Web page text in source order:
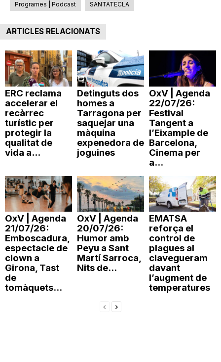
r
a
g
o
n
a
Programes | Podcast SANTATECLA
ARTICLES RELACIONATS
ERC reclama
accelerar el
recàrrec
turístic per
protegir la
qualitat de
vida a...
Detinguts dos
homes a
Tarragona per
saquejar una
màquina
expenedora de
joguines
OxV | Agenda
22/07/26:
Festival
Tangent a
l’Eixample de
Barcelona,
Cinema per
a...
OxV | Agenda
21/07/26:
Emboscadura,
espectacle de
clown a
Girona, Tast
de
tomàquets...
OxV | Agenda
20/07/26:
Humor amb
Peyu a Sant
Martí Sarroca,
Nits de...
EMATSA
reforça el
control de
plagues al
clavegueram
davant
l’augment de
temperatures